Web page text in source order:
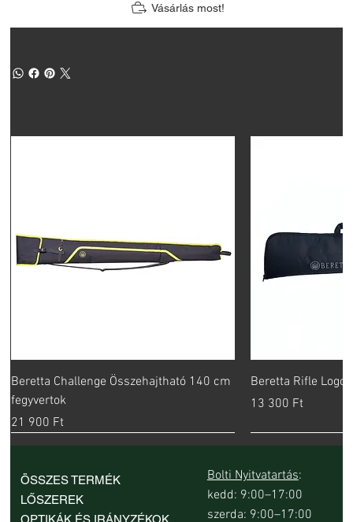
Vásárlás most!
Beretta Challenge Összehajtható 140 cm
fegyvertok
Ár
21 900 Ft
Beretta Rifle Logo
Ár
13 300 Ft
ÖSSZES TERMÉK
LŐSZEREK
OPTIKÁK ÉS IRÁNYZÉKOK
Bolti Nyitvatartás:
kedd: 9:00–17:00
szerda: 9:00–17:00